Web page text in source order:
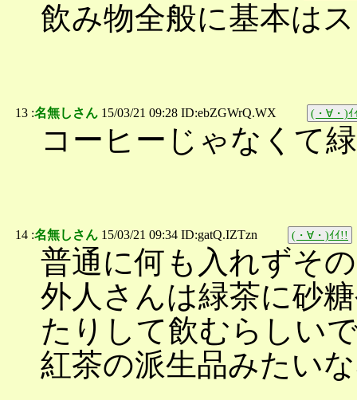
飲み物全般に基本は
13 :名無しさん 15/03/21 09:28 ID:ebZGWrQ.WX (・∀・)ｲ
コーヒーじゃなくて
14 :名無しさん 15/03/21 09:34 ID:gatQ.IZTzn (・∀・)ｲｲ!!
普通に何も入れずそ
外人さんは緑茶に砂
たりして飲むらしい
紅茶の派生品みたい